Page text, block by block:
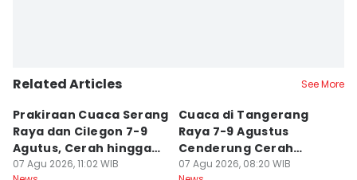
Related Articles See More
Prakiraan Cuaca Serang
Raya dan Cilegon 7-9
Agutus, Cerah hingga
Berawan
07 Agu 2026, 11:02 WIB
Cuaca di Tangerang
Raya 7-9 Agustus
Cenderung Cerah
hingga Berawan
07 Agu 2026, 08:20 WIB